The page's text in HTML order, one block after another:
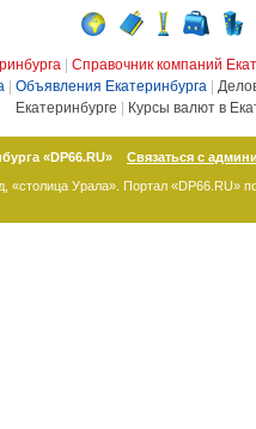
Справочник компаний
Объявления Екатеринбурга
Екатеринбурге
Курсы валют в
«DP66.RU»
Связаться с
«столица Урала». Портал «DP66.RU»